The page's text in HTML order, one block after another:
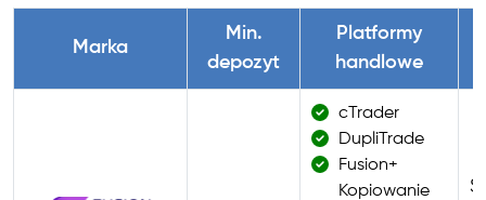
Marka
Min.
depozyt
Platformy
handlowe
cTrader
DupliTrade
Fusion+
Kopiowanie